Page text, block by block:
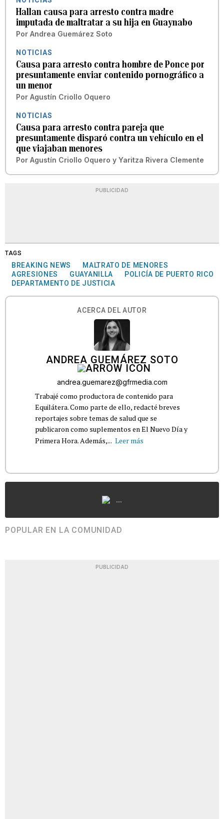
Hallan causa para arresto contra madre
imputada de maltratar a su hija en Guaynabo
Por Andrea Guemárez Soto
NOTICIAS
Causa para arresto contra hombre de Ponce por
presuntamente enviar contenido pornográfico a
un menor
Por Agustín Criollo Oquero
NOTICIAS
Causa para arresto contra pareja que
presuntamente disparó contra un vehículo en el
que viajaban menores
Por Agustín Criollo Oquero y Yaritza Rivera Clemente
PUBLICIDAD
TAGS
BREAKING NEWS
MALTRATO DE MENORES
AGRESIONES
GUAYANILLA
POLICÍA DE PUERTO RICO
DEPARTAMENTO DE JUSTICIA
ACERCA DEL AUTOR
ANDREA GUEMÁREZ SOTO
andrea.guemarez@gfrmedia.com
Trabajé como productora de contenido para
Equilátera. Como parte de ello, redacté breves
reportajes sobre temas de salud que se
publicaron como suplementos en El Nuevo Día y
Primera Hora. Además,... Leer más
...
POPULAR EN LA COMUNIDAD
PUBLICIDAD